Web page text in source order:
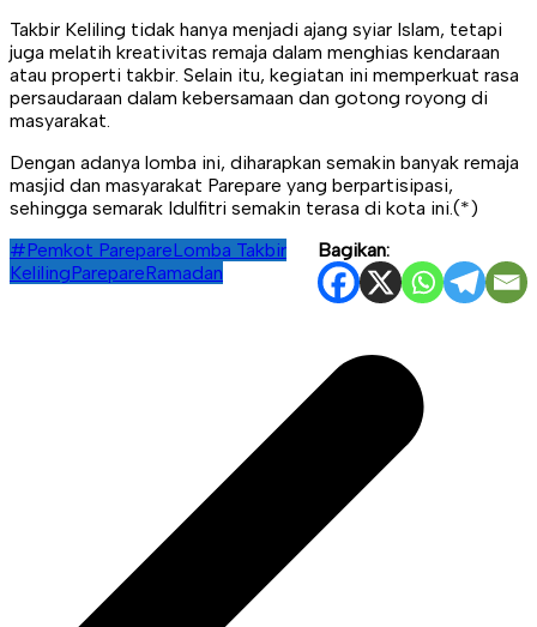
Takbir Keliling tidak hanya menjadi ajang syiar Islam, tetapi
juga melatih kreativitas remaja dalam menghias kendaraan
atau properti takbir. Selain itu, kegiatan ini memperkuat rasa
persaudaraan dalam kebersamaan dan gotong royong di
masyarakat.
Dengan adanya lomba ini, diharapkan semakin banyak remaja
masjid dan masyarakat Parepare yang berpartisipasi,
sehingga semarak Idulfitri semakin terasa di kota ini.(*)
Bagikan:
#Pemkot ParepareLomba Takbir
KelilingParepareRamadan